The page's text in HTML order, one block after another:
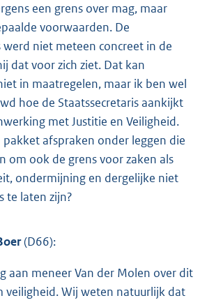
een grens over mag, maar
voorwaarden. De
werd niet meteen concreet in de
dat voor zich ziet. Dat kan
in maatregelen, maar ik ben wel
hoe de Staatssecretaris aankijkt
met Justitie en Veiligheid.
afspraken onder leggen die
om ook de grens voor zaken als
ondermijning en dergelijke niet
te laten zijn?
(D66):
aan meneer Van der Molen over dit
veiligheid. Wij weten natuurlijk dat